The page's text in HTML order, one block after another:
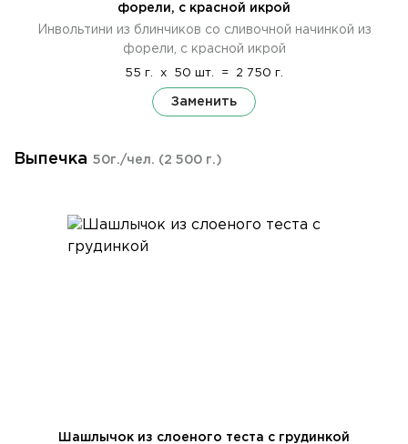
форели, с красной икрой
Инвольтини из блинчиков со сливочной начинкой из
форели, с красной икрой
55 г. x 50 шт. = 2 750 г.
Заменить
Выпечка 50г./чел. (2 500 г.)
Шашлычок из слоеного теста с грудинкой